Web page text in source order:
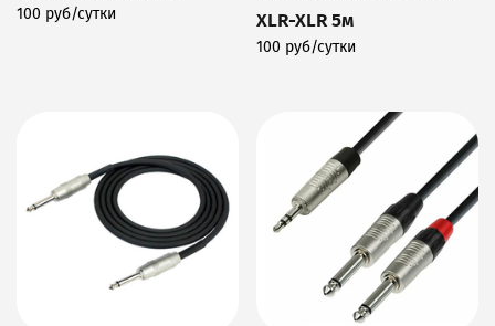
100 руб/сутки
XLR-XLR 5м
100 руб/сутки